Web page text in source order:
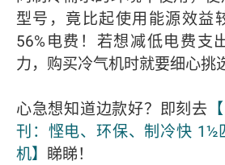
型号，竟比起使用能源效益
56%电费！若想减低电费支
力，购买冷气机时就要细心挑
心急想知道边款好？即刻去
刊：悭电、环保、制冷快 1½
机】 睇睇！